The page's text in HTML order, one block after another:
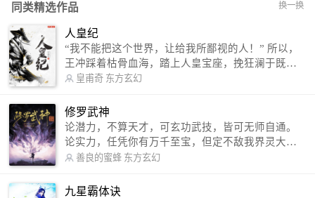
同类精选作品 换一换
人皇纪
“我不能把这个世界，让给我所鄙视的人！” 所以，
王冲踩着枯骨血海，踏上人皇宝座，挽狂澜于既
倒，扶大厦之将倾，成就了一段无上的传说！ 微信
微博：皇甫奇（地址：http://weibo.com/u/25284575
87） QQ交流群：320238210【普通群】 574501330
【VIP订阅群】 欢迎大家关注。
皇甫奇 东方玄幻
修罗武神
论潜力，不算天才，可玄功武技，皆可无师自通。
论实力，任凭你有万千至宝，但定不敌我界灵大
军。 我是谁？天下众生视我为修罗，却不知，我以
信公众号：善良的蜜蜂后援会）
善良的蜜蜂 东方玄幻
九星霸体诀